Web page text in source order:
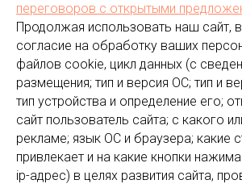
переговоров с открытыми
Продолжая использовать наш сайт,
согласие на обработку ваших
файлов cookie, цикл данных (с
размещения; тип и версия ОС; тип и
тип устройства и определение его;
сайт пользователь сайта; с какого
рекламе; язык ОС и браузера; какие
привлекает и на какие кнопки
ip-адрес) в целях развития сайта,